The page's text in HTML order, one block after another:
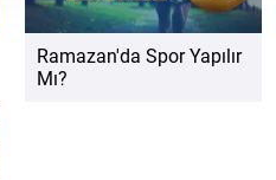
Ramazan'da Spor Yapılır
Mı?